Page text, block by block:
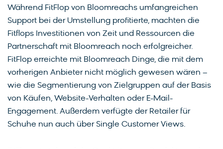
Während FitFlop von Bloomreachs umfangreichen
Support bei der Umstellung profitierte, machten die
Fitflops Investitionen von Zeit und Ressourcen die
Partnerschaft mit Bloomreach noch erfolgreicher.
FitFlop erreichte mit Bloomreach Dinge, die mit dem
vorherigen Anbieter nicht möglich gewesen wären –
wie die Segmentierung von Zielgruppen auf der Basis
von Käufen, Website-Verhalten oder E-Mail-
Engagement. Außerdem verfügte der Retailer für
Schuhe nun auch über Single Customer Views.